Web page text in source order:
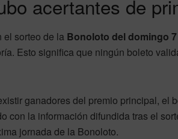
acertantes de
el sorteo de la Bonoloto del domingo
Esto significa que ningún boleto
ganadores del premio principal, el
con la información difundida tras el
jornada de la Bonoloto.